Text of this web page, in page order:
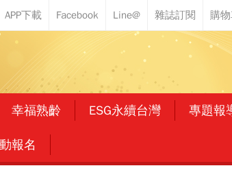
幸福熟齡 ESG永續台灣 專題報
報名